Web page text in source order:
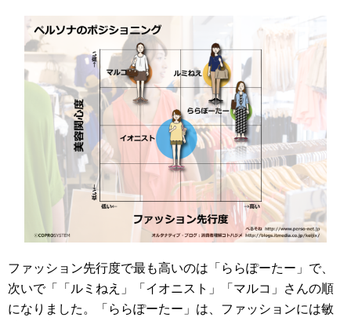
ファッション先行度で最も高いのは「ららぽーたー」で、
次いで「「ルミねえ」「イオニスト」「マルコ」さんの順
になりました。「ららぽーたー」は、ファッションには敏